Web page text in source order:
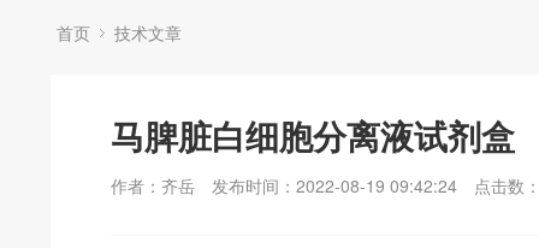
首页 技术文章
马脾脏白细胞分离液试剂盒
作者：齐岳 发布时间：2022-08-19 09:42:24 点击数